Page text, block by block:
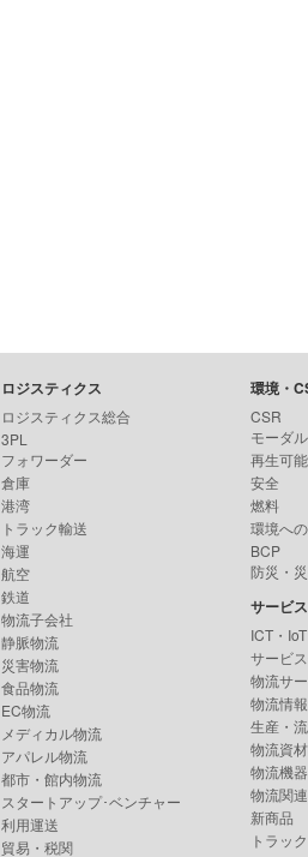
ロジスティクス
ロジスティクス総合
3PL
フォワーダー
倉庫
港湾
トラック輸送
海運
航空
鉄道
物流子会社
静脈物流
災害物流
食品物流
EC物流
メディカル物流
アパレル物流
都市・館内物流
スタートアップ･ベンチャー
利用運送
貿易・税関
環境・
CSR
モーダ
再生可
安全
燃料
環境へ
BCP
防災・
サービ
ICT・IoT
サービ
物流サ
物流情
生産・
物流資材
物流機器
物流関
新商品
トラック